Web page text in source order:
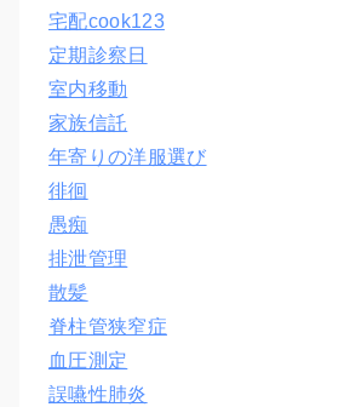
宅配cook123
定期診察日
室内移動
家族信託
年寄りの洋服選び
徘徊
愚痴
排泄管理
散髪
脊柱管狭窄症
血圧測定
誤嚥性肺炎